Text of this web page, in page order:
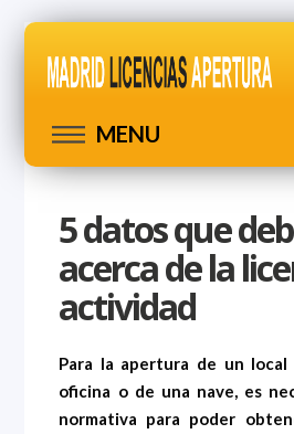
MENU
5 datos que
acerca de la
actividad
Para la apertura de un local
oficina o de una nave, es
normativa para poder